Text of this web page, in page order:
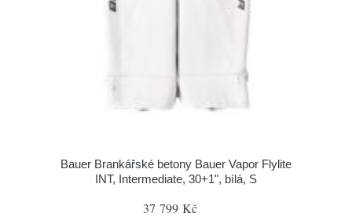
Bauer Brankářské betony Bauer Vapor Flylite
INT, Intermediate, 30+1", bílá, S
37 799 Kč